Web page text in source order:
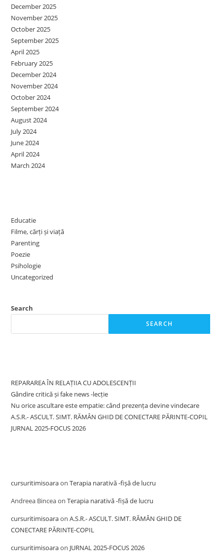
December 2025
November 2025
October 2025
September 2025
April 2025
February 2025
December 2024
November 2024
October 2024
September 2024
August 2024
July 2024
June 2024
April 2024
March 2024
Educatie
Filme, cărți și viață
Parenting
Poezie
Psihologie
Uncategorized
Search
SEARCH
REPARAREA ÎN RELAȚIIA CU ADOLESCENȚII
Gândire critică și fake news -lecție
Nu orice ascultare este empatie: când prezența devine vindecare
A.S.R.- ASCULT. SIMT. RĂMÂN GHID DE CONECTARE PĂRINTE-COPIL
JURNAL 2025-FOCUS 2026
cursuritimisoaraonTerapia narativă -fișă de lucru
Andreea BinceaonTerapia narativă -fișă de lucru
cursuritimisoaraonA.S.R.- ASCULT. SIMT. RĂMÂN GHID DE
CONECTARE PĂRINTE-COPIL
cursuritimisoaraon JURNAL 2025-FOCUS 2026